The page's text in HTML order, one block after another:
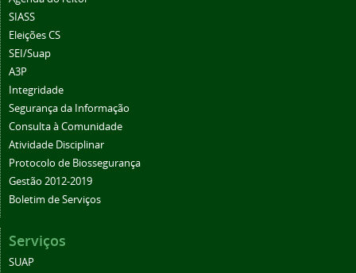
SIASS
Eleições CS
SEI/Suap
A3P
Integridade
Segurança da Informação
Consulta à Comunidade
Atividade Disciplinar
Protocolo de Biossegurança
Gestão 2012-2019
Boletim de Serviços
Serviços
SUAP